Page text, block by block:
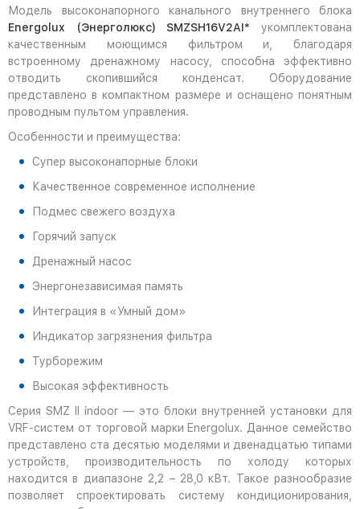
Модель высоконапорного канального внутреннего блока
Energolux (Энерголюкс) SMZSH16V2AI* укомплектована
качественным моющимся фильтром и, благодаря
встроенному дренажному насосу, способна эффективно
отводить скопившийся конденсат. Оборудование
представлено в компактном размере и оснащено понятным
проводным пультом управления.
Особенности и преимущества:
Супер высоконапорные блоки
Качественное современное исполнение
Подмес свежего воздуха
Горячий запуск
Дренажный насос
Энергонезависимая память
Интеграция в «Умный дом»
Индикатор загрязнения фильтра
Турборежим
Высокая эффективность
Серия SMZ II indoor — это блоки внутренней установки для
VRF-систем от торговой марки Energolux. Данное семейство
представлено ста десятью моделями и двенадцатью типами
устройств, производительность по холоду которых
находится в диапазоне 2,2 – 28,0 кВт. Такое разнообразие
позволяет спроектировать систему кондиционирования,